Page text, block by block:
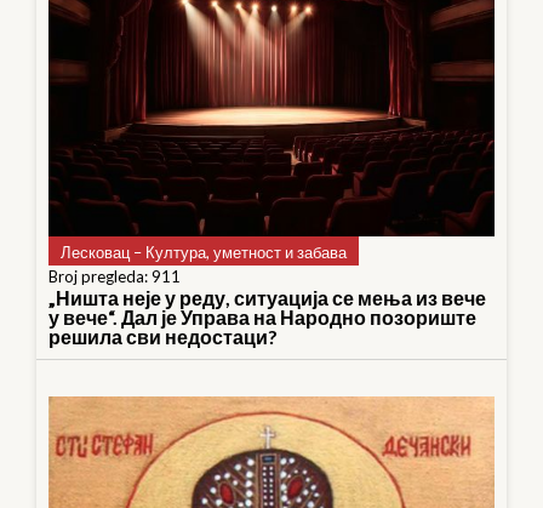
Лесковац – Култура, уметност и забава
Broj pregleda: 911
„Ништа неје у реду, ситуација се мења из вече
у вече“. Дал је Управа на Народно позориште
решила сви недостаци?